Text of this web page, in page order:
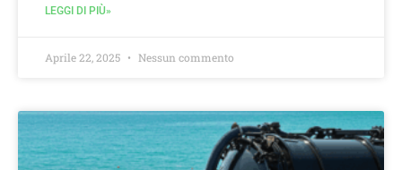
LEGGI DI PIÙ»
Aprile 22, 2025 Nessun commento